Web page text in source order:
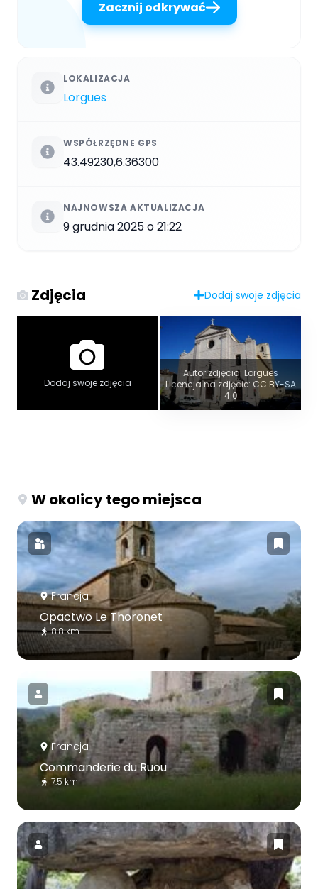
Zacznij odkrywać
LOKALIZACJA
Lorgues
WSPÓŁRZĘDNE GPS
43.49230,6.36300
NAJNOWSZA AKTUALIZACJA
9 grudnia 2025 o 21:22
Zdjęcia Dodaj swoje zdjęcia
Dodaj swoje zdjęcia
Autor zdjęcia: Lorgues
Licencja na zdjęcie: CC BY-SA
4.0
W okolicy tego miejsca
Francja
Opactwo Le Thoronet
8.8 km
Francja
Commanderie du Ruou
7.5 km